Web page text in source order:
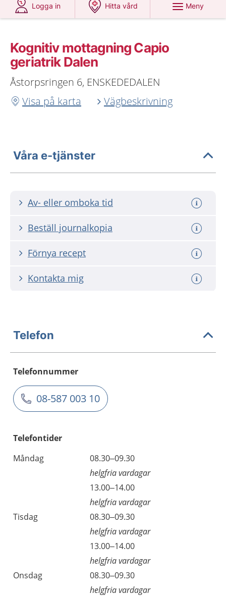
Logga in
Hitta vård
Meny
Kognitiv mottagning Capio
geriatrik Dalen
Åstorpsringen 6, ENSKEDEDALEN
Visa på karta
Vägbeskrivning
Våra e-tjänster
Av- eller omboka tid
Beställ journalkopia
Förnya recept
Kontakta mig
Telefon
Telefonnummer
08-587 003 10
Telefontider
Måndag
08.30–09.30
helgfria vardagar
13.00–14.00
helgfria vardagar
Tisdag
08.30–09.30
helgfria vardagar
13.00–14.00
helgfria vardagar
Onsdag
08.30–09.30
helgfria vardagar